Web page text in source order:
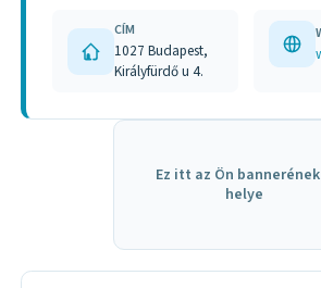
CÍM
1027 Budapest,
Királyfürdő u 4.
Ez itt az Ön
helye